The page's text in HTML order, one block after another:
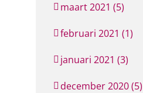
maart 2021 (5)
februari 2021 (1)
januari 2021 (3)
december 2020 (5)